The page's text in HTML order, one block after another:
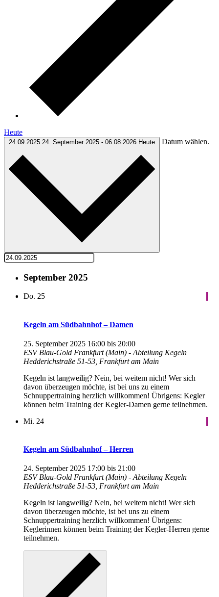
Heute
24.09.2025 24. September 2025 - 06.08.2026 Heute Datum wählen.
September 2025
Do. 25
Kegeln am Südbahnhof – Damen
25. September 2025 16:00 bis 20:00
ESV Blau-Gold Frankfurt (Main) - Abteilung Kegeln
Hedderichstraße 51-53, Frankfurt am Main
Kegeln ist langweilig? Nein, bei weitem nicht! Wer sich
davon überzeugen möchte, ist bei uns zu einem
Schnuppertraining herzlich willkommen! Übrigens: Kegler
können beim Training der Kegler-Damen gerne teilnehmen.
Mi. 24
Kegeln am Südbahnhof – Herren
24. September 2025 17:00 bis 21:00
ESV Blau-Gold Frankfurt (Main) - Abteilung Kegeln
Hedderichstraße 51-53, Frankfurt am Main
Kegeln ist langweilig? Nein, bei weitem nicht! Wer sich
davon überzeugen möchte, ist bei uns zu einem
Schnuppertraining herzlich willkommen! Übrigens:
Keglerinnen können beim Training der Kegler-Herren gerne
teilnehmen.